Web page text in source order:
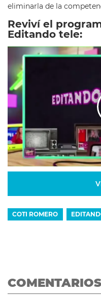
eliminarla de la
Reviví el
Editando tele:
COTI ROMERO
COMENTARIOS